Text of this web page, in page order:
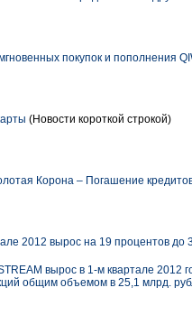
покупок и пополнения
(Новости короткой строкой)
Корона – Погашение
2012 вырос на 19 процентов до
вырос в 1-м квартале 2012
общим объемом в 25,1 млрд.